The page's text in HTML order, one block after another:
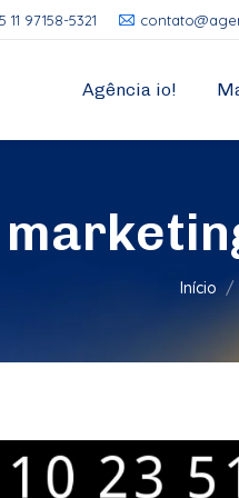
11 97158-5321
Agência io!
Você
Início